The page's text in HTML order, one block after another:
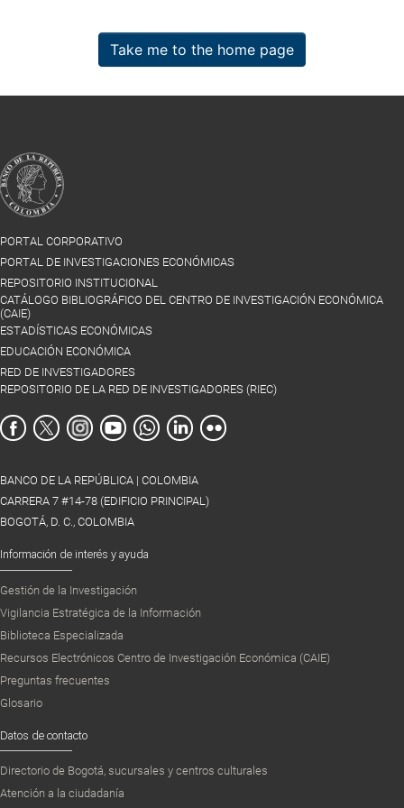
Take me to the home page
PORTAL CORPORATIVO
PORTAL DE INVESTIGACIONES ECONÓMICAS
REPOSITORIO INSTITUCIONAL
CATÁLOGO BIBLIOGRÁFICO DEL CENTRO DE INVESTIGACIÓN ECONÓMICA
(CAIE)
ESTADÍSTICAS ECONÓMICAS
EDUCACIÓN ECONÓMICA
RED DE INVESTIGADORES
REPOSITORIO DE LA RED DE INVESTIGADORES (RIEC)
BANCO DE LA REPÚBLICA | COLOMBIA
CARRERA 7 #14-78 (EDIFICIO PRINCIPAL)
BOGOTÁ, D. C., COLOMBIA
Información de interés y ayuda
Gestión de la Investigación
Vigilancia Estratégica de la Información
Biblioteca Especializada
Recursos Electrónicos Centro de Investigación Económica (CAIE)
Preguntas frecuentes
Glosario
Datos de contacto
Directorio de Bogotá, sucursales y centros culturales
Atención a la ciudadanía